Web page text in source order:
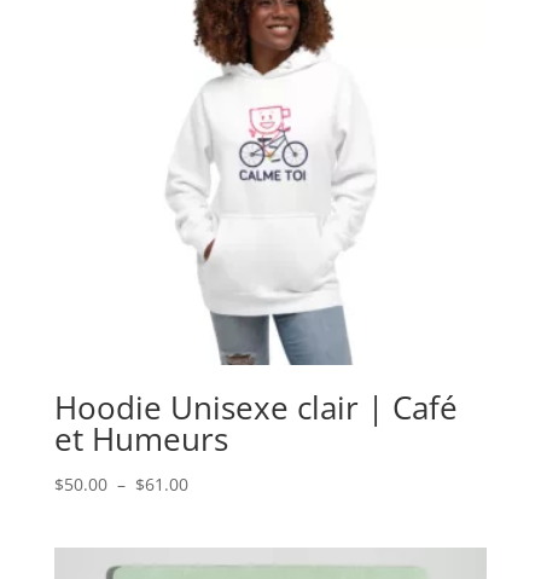
Hoodie Unisexe clair | Café
et Humeurs
$50.00 – $61.00Plage
$50.00